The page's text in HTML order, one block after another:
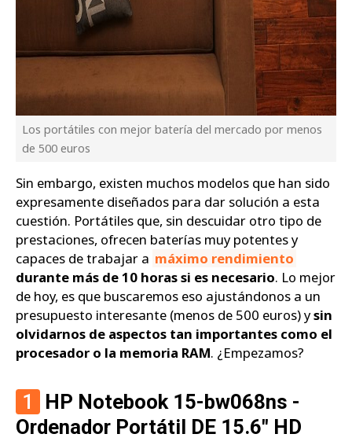
Los portátiles con mejor batería del mercado por menos
de 500 euros
Sin embargo, existen muchos modelos que han sido
expresamente diseñados para dar solución a esta
cuestión. Portátiles que, sin descuidar otro tipo de
prestaciones, ofrecen baterías muy potentes y
capaces de trabajar a máximo rendimiento
durante más de 10 horas si es necesario. Lo mejor
de hoy, es que buscaremos eso ajustándonos a un
presupuesto interesante (menos de 500 euros) ysin
olvidarnos de aspectos tan importantes como el
procesador o la memoria RAM. ¿Empezamos?
1
HP Notebook 15-bw068ns -
Ordenador Portátil DE 15.6" HD